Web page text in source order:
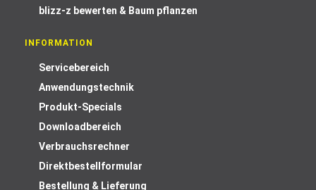
blizz-z bewerten & Baum pflanzen
INFORMATION
Servicebereich
Anwendungstechnik
Produkt-Specials
Downloadbereich
Verbrauchsrechner
Direktbestellformular
Bestellung & Lieferung